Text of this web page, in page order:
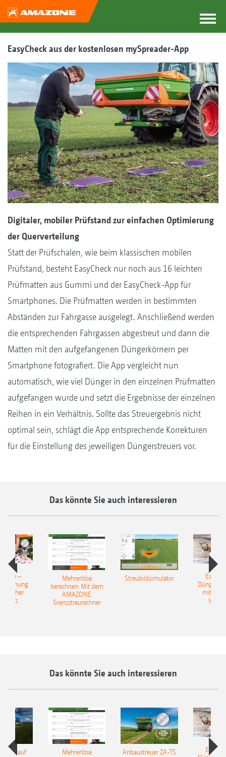
EasyCheck aus der kostenlosen mySpreader-App
Digitaler, mobiler Prüfstand zur einfachen Optimierung
der Querverteilung
Statt der Prüfschalen, wie beim klassischen mobilen
Prüfstand, besteht EasyCheck nur noch aus 16 leichten
Prüfmatten aus Gummi und der EasyCheck-App für
Smartphones. Die Prüfmatten werden in bestimmten
Abständen zur Fahrgasse ausgelegt. Anschließend werden
die entsprechenden Fahrgassen abgestreut und dann die
Matten mit den aufgefangenen Düngerkörnern per
Smartphone fotografiert. Die App vergleicht nun
automatisch, wie viel Dünger in den einzelnen Prüfmatten
aufgefangen wurde und setzt die Ergebnisse der einzelnen
Reihen in ein Verhältnis. Sollte das Streuergebnis nicht
optimal sein, schlägt die App entsprechende Korrekturen
für die Einstellung des jeweiligen Düngerstreuers vor.
Das könnte Sie auch interessieren
–
Mehrerlöse
berechnen: Mit dem
AMAZONE
Grenzstreurechner
Streubildsimulator
mit
Das könnte Sie auch interessieren
auf
Mehrerlöse
Anbaustreuer ZA-TS